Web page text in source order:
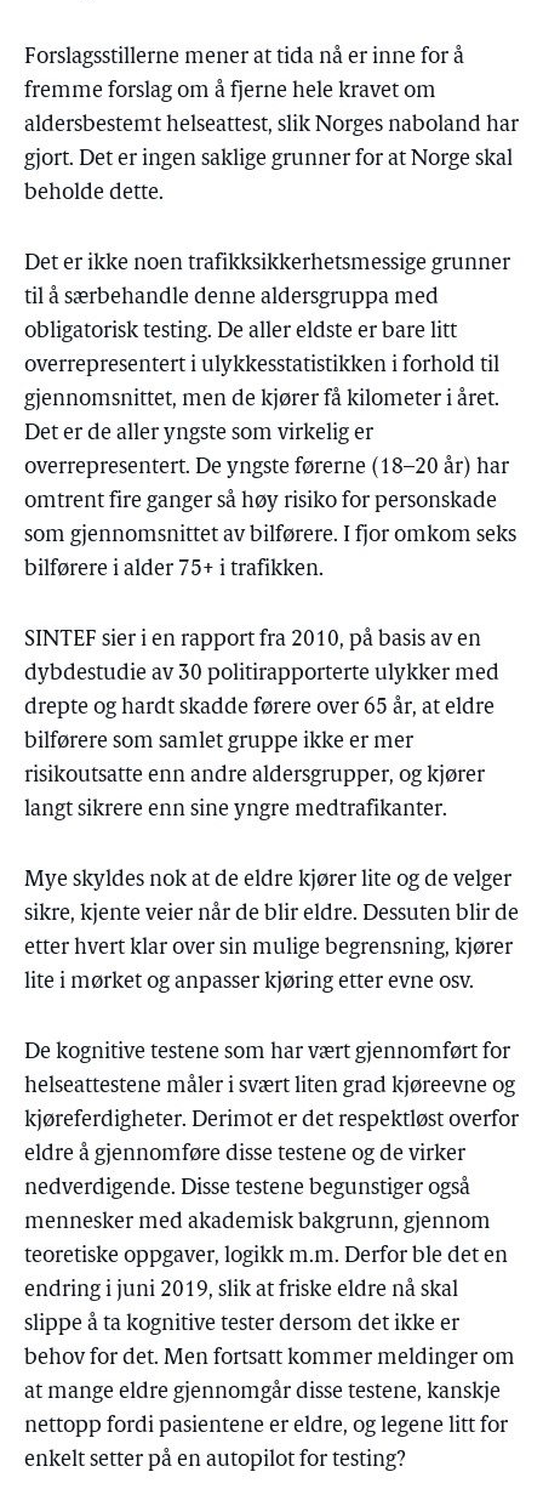
Forslagsstillerne mener at tida nå er inne for å
fremme forslag om å fjerne hele kravet om
aldersbestemt helseattest, slik Norges naboland har
gjort. Det er ingen saklige grunner for at Norge skal
beholde dette.
Det er ikke noen trafikksikkerhetsmessige grunner
til å særbehandle denne aldersgruppa med
obligatorisk testing. De aller eldste er bare litt
overrepresentert i ulykkesstatistikken i forhold til
gjennomsnittet, men de kjører få kilometer i året.
Det er de aller yngste som virkelig er
overrepresentert. De yngste førerne (18–20 år) har
omtrent fire ganger så høy risiko for personskade
som gjennomsnittet av bilførere. I fjor omkom seks
bilførere i alder 75+ i trafikken.
SINTEF sier i en rapport fra 2010, på basis av en
dybdestudie av 30 politirapporterte ulykker med
drepte og hardt skadde førere over 65 år, at eldre
bilførere som samlet gruppe ikke er mer
risikoutsatte enn andre aldersgrupper, og kjører
langt sikrere enn sine yngre medtrafikanter.
Mye skyldes nok at de eldre kjører lite og de velger
sikre, kjente veier når de blir eldre. Dessuten blir de
etter hvert klar over sin mulige begrensning, kjører
lite i mørket og anpasser kjøring etter evne osv.
De kognitive testene som har vært gjennomført for
helseattestene måler i svært liten grad kjøreevne og
kjøreferdigheter. Derimot er det respektløst overfor
eldre å gjennomføre disse testene og de virker
nedverdigende. Disse testene begunstiger også
mennesker med akademisk bakgrunn, gjennom
teoretiske oppgaver, logikk m.m. Derfor ble det en
endring i juni 2019, slik at friske eldre nå skal
slippe å ta kognitive tester dersom det ikke er
behov for det. Men fortsatt kommer meldinger om
at mange eldre gjennomgår disse testene, kanskje
nettopp fordi pasientene er eldre, og legene litt for
enkelt setter på en autopilot for testing?